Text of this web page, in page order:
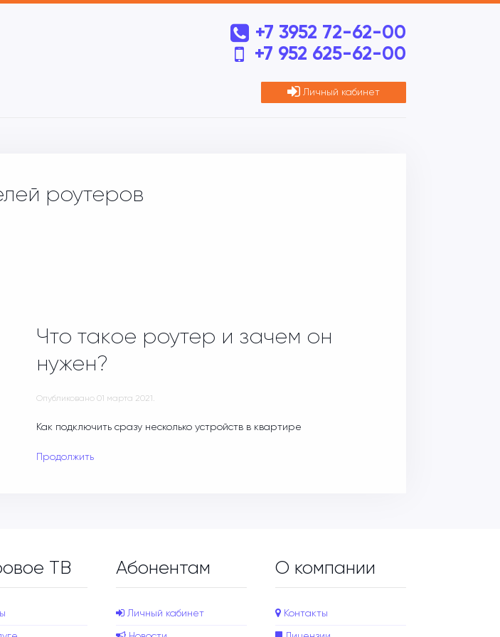
+7 3952 72-62-00
+7 952 625-62-00
Личный кабинет
роутеров
Что такое роутер и зачем он
нужен?
Опубликовано 01 марта 2021 .
Как подключить сразу несколько устройств в квартире
Продолжить
ТВ Абонентам
Личный кабинет
О компании
Контакты